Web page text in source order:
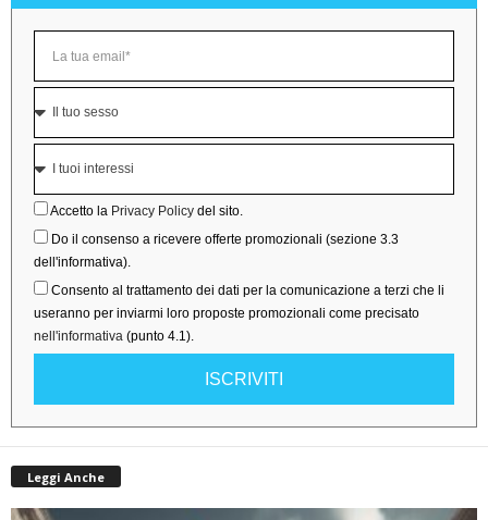
Accetto la Privacy Policy del sito.
Do il consenso a ricevere offerte promozionali (sezione 3.3
dell'informativa).
Consento al trattamento dei dati per la comunicazione a terzi che li
useranno per inviarmi loro proposte promozionali come precisato
nell'informativa (punto 4.1).
ISCRIVITI
Leggi Anche